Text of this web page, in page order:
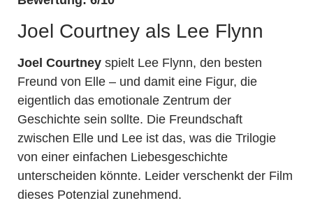
Joel Courtney als Lee Flynn
Joel Courtney spielt Lee Flynn, den besten
Freund von Elle – und damit eine Figur, die
eigentlich das emotionale Zentrum der
Geschichte sein sollte. Die Freundschaft
zwischen Elle und Lee ist das, was die Trilogie
von einer einfachen Liebesgeschichte
unterscheiden könnte. Leider verschenkt der Film
dieses Potenzial zunehmend.